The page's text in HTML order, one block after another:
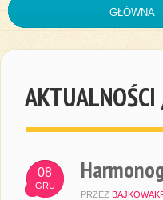
GŁÓWNA
08
GRU
PRZEZ